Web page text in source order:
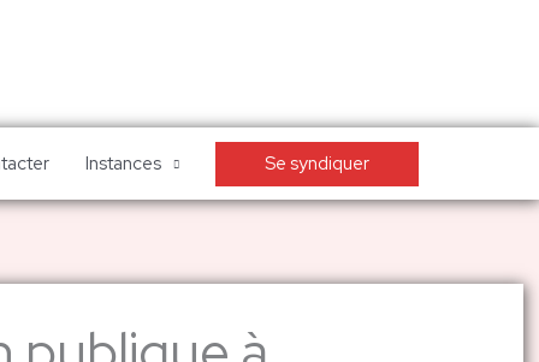
Instances Se syndiquer